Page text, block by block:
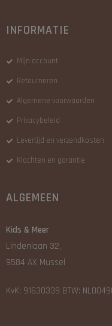
INFORMATIE
Mijn account
Retourneren
Algemene voorwaarden
Privacybeleid
Levertijd en verzendkosten
Klachten en garantie
ALGEMEEN
Kids & Meer
Lindenlaan 32,
9584 AX Mussel
KvK: 91630339 BTW: